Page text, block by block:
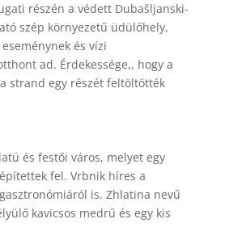
részén a védett Dubašljanski-
szép környezetű üdülőhely,
és vízi
ad. Érdekessége,, hogy a
strand egy részét feltöltötték
és festői város, melyet egy
fel. Vrbnik híres a
is. Zhlatina nevű
kavicsos medrű és egy kis